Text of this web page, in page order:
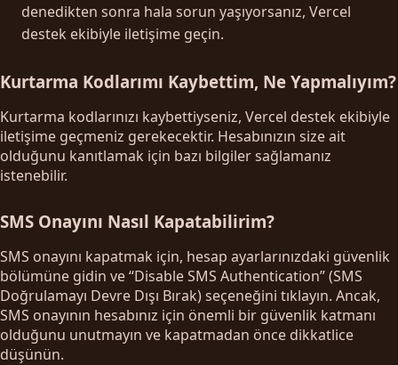
denedikten sonra hala sorun yaşıyorsanız, Vercel
destek ekibiyle iletişime geçin.
Kurtarma Kodlarımı Kaybettim, Ne Yapmalıyım?
Kurtarma kodlarınızı kaybettiyseniz, Vercel destek ekibiyle
iletişime geçmeniz gerekecektir. Hesabınızın size ait
olduğunu kanıtlamak için bazı bilgiler sağlamanız
istenebilir.
SMS Onayını Nasıl Kapatabilirim?
SMS onayını kapatmak için, hesap ayarlarınızdaki güvenlik
bölümüne gidin ve “Disable SMS Authentication” (SMS
Doğrulamayı Devre Dışı Bırak) seçeneğini tıklayın. Ancak,
SMS onayının hesabınız için önemli bir güvenlik katmanı
olduğunu unutmayın ve kapatmadan önce dikkatlice
düşünün.